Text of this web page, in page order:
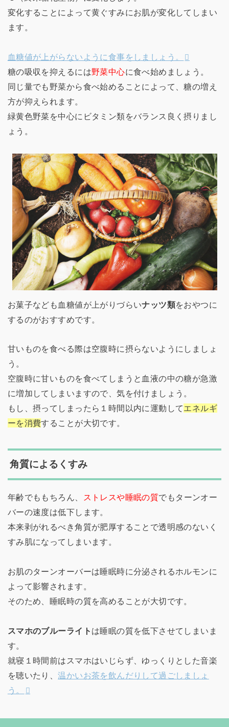
変化することによって黄ぐすみにお肌が変化してしまい
ます。
血糖値が上がらないように食事をしましょう。
糖の吸収を抑えるには野菜中心に食べ始めましょう。
同じ量でも野菜から食べ始めることによって、糖の増え
方が抑えられます。
緑黄色野菜を中心にビタミン類をバランス良く摂りまし
ょう。
お菓子なども血糖値が上がりづらいナッツ類をおやつに
するのがおすすめです。
甘いものを食べる際は空腹時に摂らないようにしましょ
う。
空腹時に甘いものを食べてしまうと血液の中の糖が急激
に増加してしまいますので、気を付けましょう。
もし、摂ってしまったら１時間以内に運動してエネルギ
ーを消費することが大切です。
角質によるくすみ
年齢でももちろん、 ストレスや睡眠の質でもターンオー
バーの速度は低下します。
本来剥がれるべき角質が肥厚することで透明感のないく
すみ肌になってしまいます。
お肌のターンオーバーは睡眠時に分泌されるホルモンに
よって影響されます。
そのため、睡眠時の質を高めることが大切です。
スマホのブルーライト は睡眠の質を低下させてしまいま
す。
就寝１時間前はスマホはいじらず、ゆっくりとした音楽
を聴いたり、温かいお茶を飲んだりして過ごしましょ
う。